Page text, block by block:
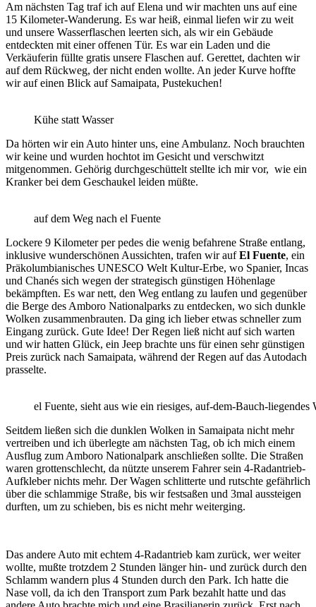
Am nächsten Tag traf ich auf Elena und wir machten uns auf eine
15 Kilometer-Wanderung. Es war heiß, einmal liefen wir zu weit
und unsere Wasserflaschen leerten sich, als wir ein Gebäude
entdeckten mit einer offenen Tür. Es war ein Laden und die
Verkäuferin füllte gratis unsere Flaschen auf. Gerettet, dachten wir
auf dem Rückweg, der nicht enden wollte. An jeder Kurve hoffte
wir auf einen Blick auf Samaipata, Pustekuchen!
Kühe statt Wasser
Da hörten wir ein Auto hinter uns, eine Ambulanz. Noch brauchten
wir keine und wurden hochtot im Gesicht und verschwitzt
mitgenommen. Gehörig durchgeschüttelt stellte ich mir vor, wie ein
Kranker bei dem Geschaukel leiden müßte.
auf dem Weg nach el Fuente
Lockere 9 Kilometer per pedes die wenig befahrene Straße entlang,
inklusive wunderschönen Aussichten, trafen wir aufEl Fuente, ein
Präkolumbianisches UNESCO Welt Kultur-Erbe, wo Spanier, Incas
und Chanés sich wegen der strategisch günstigen Höhenlage
bekämpften. Es war nett, den Weg entlang zu laufen und gegenüber
die Berge des Amboro Nationalparks zu entdecken, wo sich dunkle
Wolken zusammenbrauten. Da ging ich lieber etwas schneller zum
Eingang zurück. Gute Idee! Der Regen ließ nicht auf sich warten
und wir hatten Glück, ein Jeep brachte uns für einen sehr günstigen
Preis zurück nach Samaipata, während der Regen auf das Autodach
prasselte.
el Fuente, sieht aus wie ein riesiges, auf-dem-Bauch-liegendes
Seitdem ließen sich die dunklen Wolken in Samaipata nicht mehr
vertreiben und ich überlegte am nächsten Tag, ob ich mich einem
Ausflug zum Amboro Nationalpark anschließen sollte. Die Straßen
waren grottenschlecht, da nützte unserem Fahrer sein 4-Radantrieb-
Aufkleber nichts mehr. Der Wagen schlitterte und rutschte gefährlich
über die schlammige Straße, bis wir festsaßen und 3mal aussteigen
durften, um zu schieben, bis es nicht mehr weiterging.
Das andere Auto mit echtem 4-Radantrieb kam zurück, wer weiter
wollte, mußte trotzdem 2 Stunden länger hin- und zurück durch den
Schlamm wandern plus 4 Stunden durch den Park. Ich hatte die
Nase voll, da ich den Transport zum Park bezahlt hatte und das